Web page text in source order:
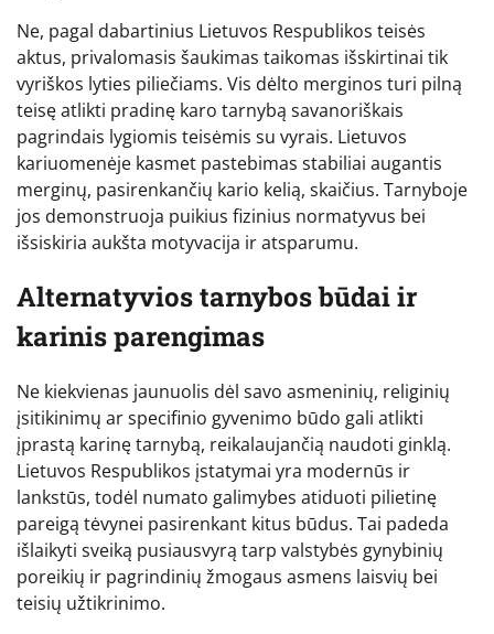
Ne, pagal dabartinius Lietuvos Respublikos teisės
aktus, privalomasis šaukimas taikomas išskirtinai tik
vyriškos lyties piliečiams. Vis dėlto merginos turi pilną
teisę atlikti pradinę karo tarnybą savanoriškais
pagrindais lygiomis teisėmis su vyrais. Lietuvos
kariuomenėje kasmet pastebimas stabiliai augantis
merginų, pasirenkančių kario kelią, skaičius. Tarnyboje
jos demonstruoja puikius fizinius normatyvus bei
išsiskiria aukšta motyvacija ir atsparumu.
Alternatyvios tarnybos būdai ir
karinis parengimas
Ne kiekvienas jaunuolis dėl savo asmeninių, religinių
įsitikinimų ar specifinio gyvenimo būdo gali atlikti
įprastą karinę tarnybą, reikalaujančią naudoti ginklą.
Lietuvos Respublikos įstatymai yra modernūs ir
lankstūs, todėl numato galimybes atiduoti pilietinę
pareigą tėvynei pasirenkant kitus būdus. Tai padeda
išlaikyti sveiką pusiausvyrą tarp valstybės gynybinių
poreikių ir pagrindinių žmogaus asmens laisvių bei
teisių užtikrinimo.